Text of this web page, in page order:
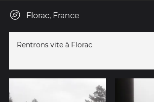
Florac, France
Rentrons vite à Florac